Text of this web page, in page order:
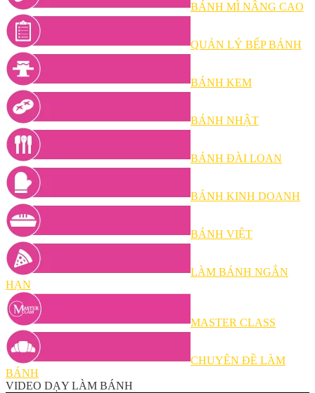
BÁNH MÌ NÂNG CAO
QUẢN LÝ BẾP BÁNH
BÁNH KEM
BÁNH NHẬT
BÁNH ĐÀI LOAN
BÁNH KINH DOANH
BÁNH VIỆT
LÀM BÁNH NGẮN
HẠN
MASTER CLASS
CHUYÊN ĐỀ LÀM
BÁNH
VIDEO DẠY LÀM BÁNH